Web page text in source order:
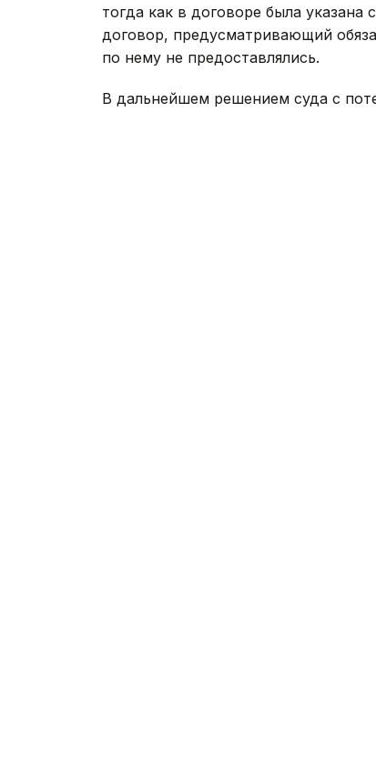
тогда как в договоре была указана
договор, предусматривающий
по нему не предоставлялись.
В дальнейшем решением суда с